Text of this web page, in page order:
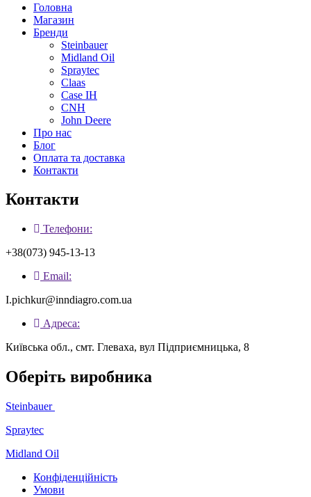
Головна
Магазин
Бренди
Steinbauer
Midland Oil
Spraytec
Claas
Case IH
CNH
John Deere
Про нас
Блог
Оплата та доставка
Контакти
Контакти
Телефони:
+38(073) 945-13-13
Email:
I.pichkur@inndiagro.com.ua
Адреса:
Київська обл., смт. Глеваха, вул Підприємницька, 8
Оберіть виробника
Steinbauer
Spraytec
Midland Oil
Конфіденційність
Умови